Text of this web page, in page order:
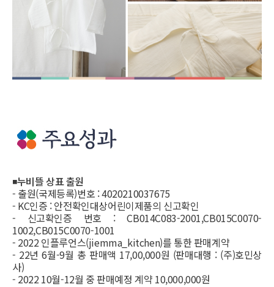
◾누비뜰 상표 출원
- 출원(국제등록)번호 : 4020210037675
- KC인증 : 안전확인대상어린이제품의 신고확인
- 신고확인증 번호 : CB014C083-2001,CB015C0070-
1002,CB015C0070-1001
- 2022 인플루언스(jiemma_kitchen)를 통한 판매계약
- 22년 6월-9월 총 판매액 17,00,000원 (판매대행 : (주)호민상
사)
- 2022 10월-12월 중 판매예정 계약 10,000,000원